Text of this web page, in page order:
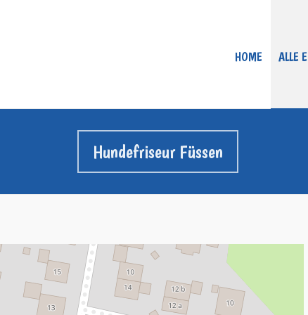
HOME ALLE
Hundefriseur Füssen